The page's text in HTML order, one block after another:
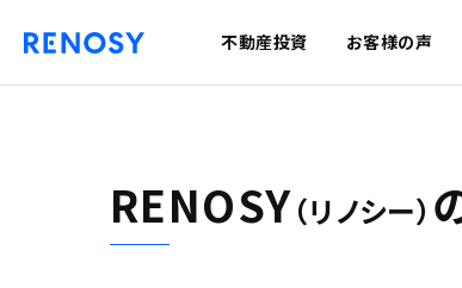
不動産投資 お客様の声
RENOSY（リノシー）